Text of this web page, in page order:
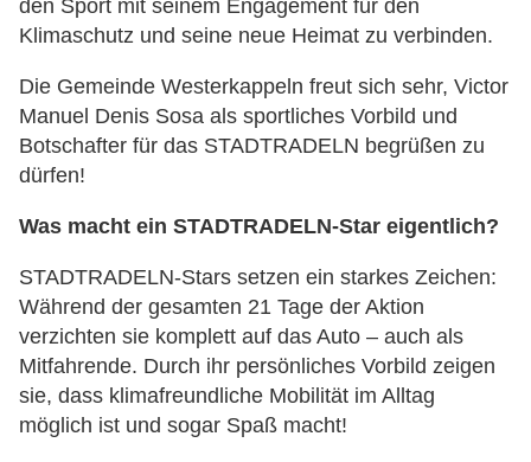
den Sport mit seinem Engagement für den
Klimaschutz und seine neue Heimat zu verbinden.
Die Gemeinde Westerkappeln freut sich sehr, Victor
Manuel Denis Sosa als sportliches Vorbild und
Botschafter für das STADTRADELN begrüßen zu
dürfen!
Was macht ein STADTRADELN-Star eigentlich?
STADTRADELN-Stars setzen ein starkes Zeichen:
Während der gesamten 21 Tage der Aktion
verzichten sie komplett auf das Auto – auch als
Mitfahrende. Durch ihr persönliches Vorbild zeigen
sie, dass klimafreundliche Mobilität im Alltag
möglich ist und sogar Spaß macht!